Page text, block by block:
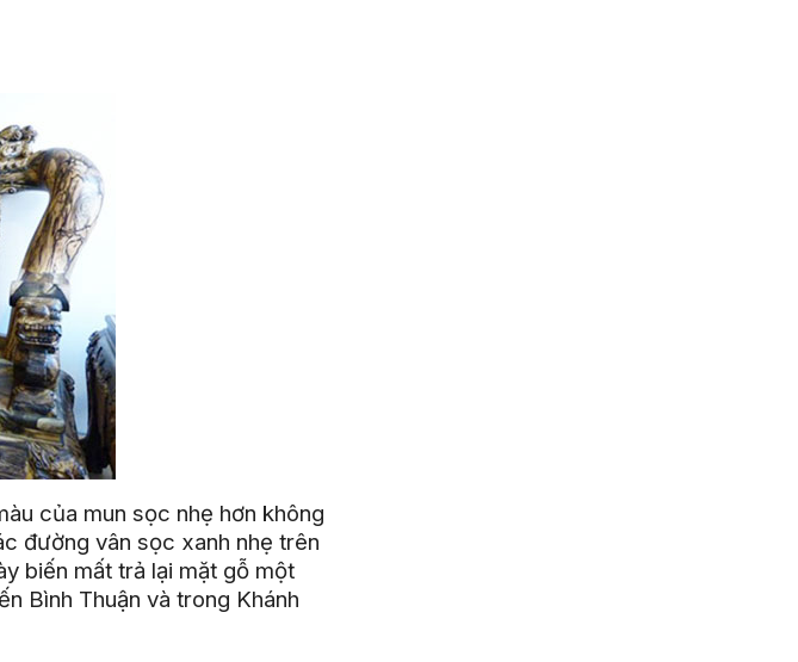
của mun sọc nhẹ hơn không
đường vân sọc xanh nhẹ trên
biến mất trả lại mặt gỗ một
Bình Thuận và trong Khánh